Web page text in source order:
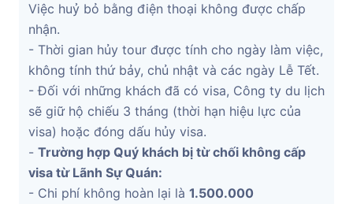
Việc huỷ bỏ bằng điện thoại không được chấp
nhận.
- Thời gian hủy tour được tính cho ngày làm việc,
không tính thứ bảy, chủ nhật và các ngày Lễ Tết.
- Đối với những khách đã có visa, Công ty du lịch
sẽ giữ hộ chiếu 3 tháng (thời hạn hiệu lực của
visa) hoặc đóng dấu hủy visa.
- Trường hợp Quý khách bị từ chối không cấp
visa từ Lãnh Sự Quán:
- Chi phí không hoàn lại là 1.500.000